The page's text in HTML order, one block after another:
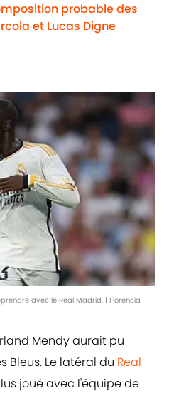
probable des
et Lucas Digne
avec le Real Madrid. | Florencia
Mendy aurait pu
Bleus. Le latéral du Real
joué avec l'équipe de